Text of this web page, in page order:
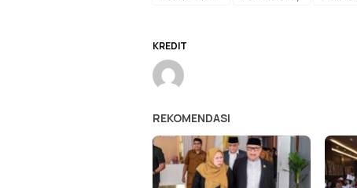
KREDIT
REKOMENDASI